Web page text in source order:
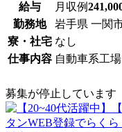
給与 月収例
勤務地
岩手県 一関
寮・社宅 なし
仕事内容 自動車系工
募集が停止しています